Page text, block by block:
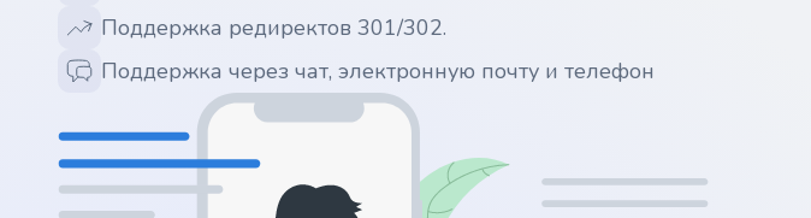
.website
.io
.ru
Поддержка редиректов 301/302.
Поддержка через чат, электронную почту и телефон